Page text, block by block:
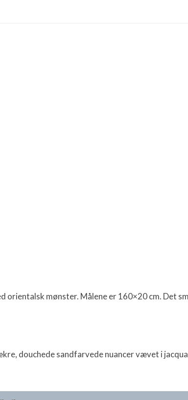
mønster. Målene er 160×20 cm. Det
douchede sandfarvede nuancer vævet i